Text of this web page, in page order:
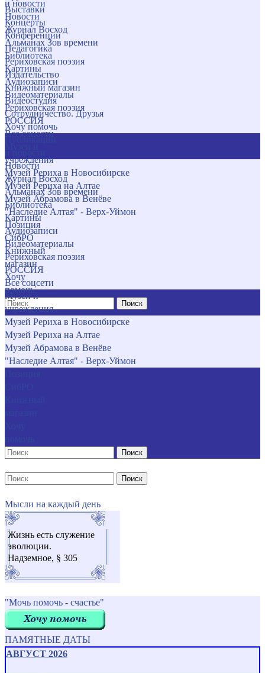
и новости
Новости
Журнал Восход
Альманах Зов времени
Библиотека
Картины
Аудиозаписи
Видеоматериалы
Рериховская поэзия
РОССИЯ
Все соцсети
учреждения
Музей Рериха в Новосибирске
Музей Рериха на Алтае
Музей Абрамова в Венёве
"Наследие Алтая" - Верх-Уймон
Позиция
СибРО
Книжный
магазин
Хочу
помочь
Поиск
Выставки
Концерты
Конференции
Педагогика
Рериховская поэзия
Издательство
Книжный магазин
Видеостудия
Сотрудничество. Друзья
Хочу помочь
Новости
Журнал Восход
Альманах Зов времени
Библиотека
Картины
Аудиозаписи
Видеоматериалы
Рериховская поэзия
РОССИЯ
Все соцсети
Музеи и
учреждения
Музей Рериха в Новосибирске
Музей Рериха на Алтае
Музей Абрамова в Венёве
"Наследие Алтая" - Верх-Уймон
Поиск
Поиск
Мысли на каждый день
Жизнь есть служение
эволюции.
Надземное, § 305
"Мочь помочь - счастье"
ПАМЯТНЫЕ ДАТЫ
АВГУСТ 2026